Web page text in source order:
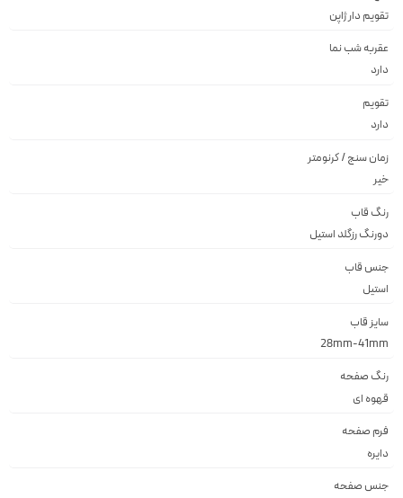
تقويم دار ژاپن
عقربه شب نما
دارد
تقویم
دارد
زمان سنج / کرنومتر
خیر
رنگ قاب
دورنگ رزگلد استيل
جنس قاب
استيل
سایز قاب
28mm-41mm
رنگ صفحه
قهوه اى
فرم صفحه
دايره
جنس صفحه